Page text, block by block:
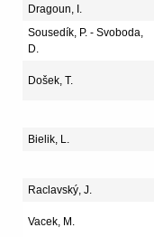
Dragoun, I.
Sousedík, P. - Svoboda,
D.
Došek, T.
Bielik, L.
Raclavský, J.
Vacek, M.